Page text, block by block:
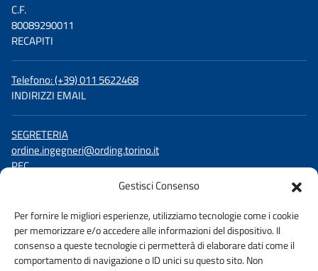
Gestisci Consenso
Per fornire le migliori esperienze, utilizziamo tecnologie come i cookie
per memorizzare e/o accedere alle informazioni del dispositivo. Il
consenso a queste tecnologie ci permetterà di elaborare dati come il
comportamento di navigazione o ID unici su questo sito. Non
C.F.
80089290011
RECAPITI
Telefono: (+39) 011 5622468
INDIRIZZI EMAIL
SEGRETERIA
ordine.ingegneri@ording.torino.it
PEC
ordine.torino@ingpec.eu
Facebook
LinkedIn
YouTube